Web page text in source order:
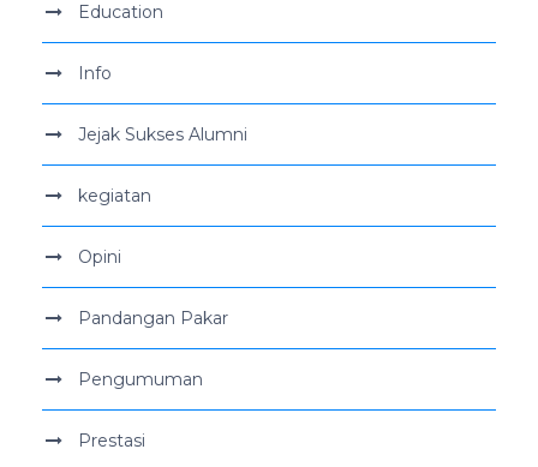
Education
Info
Jejak Sukses Alumni
kegiatan
Opini
Pandangan Pakar
Pengumuman
Prestasi